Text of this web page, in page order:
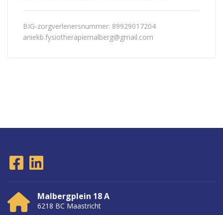
BIG-zorgverlenersnummer: 89929017204
aniekb.fysiotherapiemalberg@gmail.com
Malbergplein 18 A
6218 BC Maastricht